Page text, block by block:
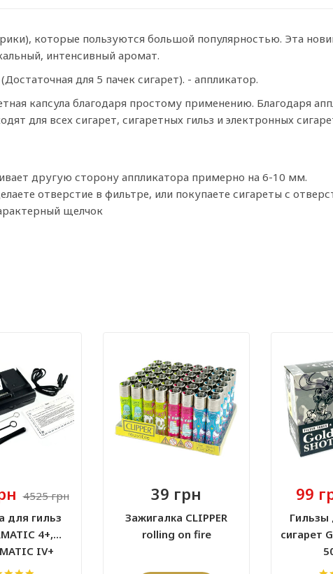
которые пользуются большой популярностью. Эта
интенсивный аромат.
для 5 пачек сигарет). - аппликатор.
капсула благодаря простому применению. Благодаря
для всех сигарет, сигаретных гильз и электронных
другую сторону аппликатора примерно на 6-10 мм.
отверстие в фильтре, или покупаете сигареты с
щелчок
4525 грн
для гильз
4+,
IV+
39 грн
Зажигалка CLIPPER
rolling on fire
99
Гильзы
сигарет